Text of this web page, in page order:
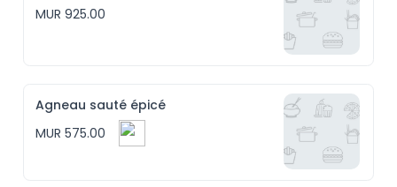
MUR 925.00
Agneau sauté épicé
MUR 575.00